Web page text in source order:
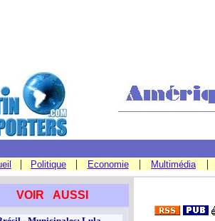
| Politique | Economie | Multimédia |
VOIR AUSSI